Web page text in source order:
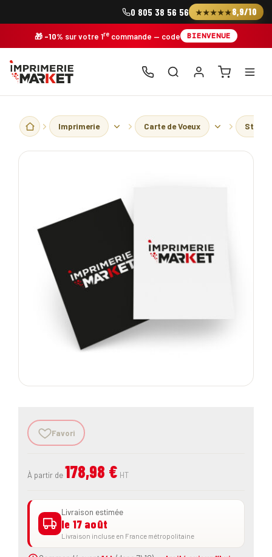
0 805 38 56 56 ★★★★★8,9/10
🎁 -10% sur votre 1re commande — code BIENVENUE
Imprimerie Carte de Voeux
Favori
À partir de178,98 € HT
Livraison estimée
le 17 août
Livraison incluse en France métropolitaine